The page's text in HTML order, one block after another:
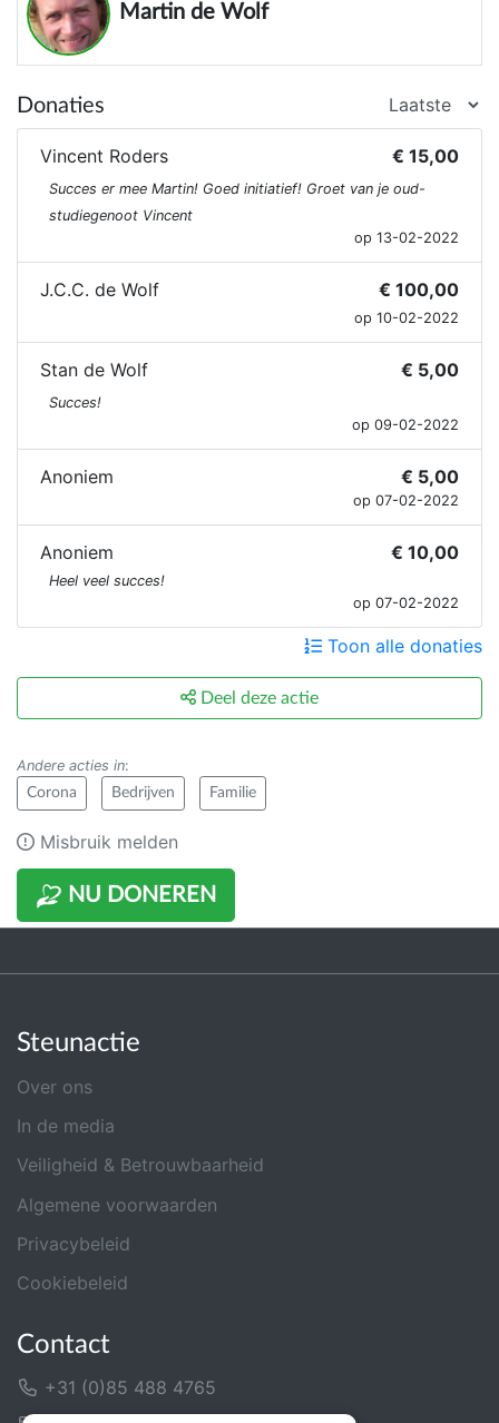
Martin de Wolf
NU DONEREN
Donaties
Vincent Roders € 15,00
Succes er mee Martin! Goed initiatief! Groet van je oud-
studiegenoot Vincent
op 13-02-2022
J.C.C. de Wolf € 100,00
op 10-02-2022
Stan de Wolf € 5,00
Succes!
op 09-02-2022
Anoniem € 5,00
op 07-02-2022
Anoniem € 10,00
Heel veel succes!
op 07-02-2022
Toon alle donaties
Deel deze actie
Andere acties in:
Corona Bedrijven Familie
Misbruik melden
Steunactie
Over ons
In de media
Veiligheid & Betrouwbaarheid
Algemene voorwaarden
Privacybeleid
Cookiebeleid
Contact
+31 (0)85 488 4765